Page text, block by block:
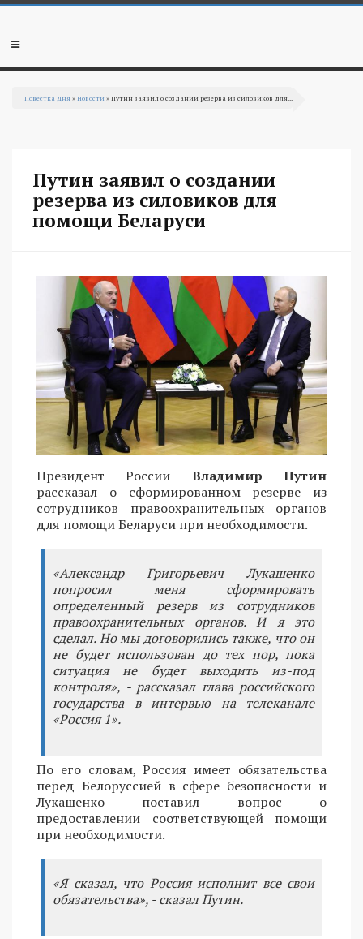
Перейти к основному содержанию
Мобильное
Повестка Дня »Новости » Путин заявил о создании резерва из силовиков для...
Путин заявил о создании
резерва из силовиков для
помощи Беларуси
Президент России Владимир Путин
рассказал о сформированном резерве из
сотрудников правоохранительных органов
для помощи Беларуси при необходимости.
«Александр Григорьевич Лукашенко
попросил меня сформировать
определенный резерв из сотрудников
правоохранительных органов. И я это
сделал. Но мы договорились также, что он
не будет использован до тех пор, пока
ситуация не будет выходить из-под
контроля», - рассказал глава российского
государства в интервью на телеканале
«Россия 1».
По его словам, Россия имеет обязательства
перед Белоруссией в сфере безопасности и
Лукашенко поставил вопрос о
предоставлении соответствующей помощи
при необходимости.
«Я сказал, что Россия исполнит все свои
обязательства», - сказал Путин.